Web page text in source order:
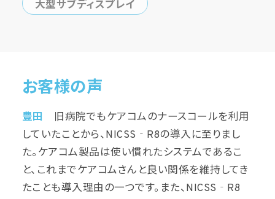
大型サブディスプレイ
お客様の声
豊田
旧病院でもケアコムのナースコールを利用
していたことから、NICSS‐R8の導入に至りまし
た。ケアコム製品は使い慣れたシステムであるこ
と、これまでケアコムさんと良い関係を維持してき
たことも導入理由の一つです。また、NICSS‐R8